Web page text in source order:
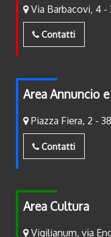
Via Barbacovi, 4 -
Contatti
Area Annuncio
Piazza Fiera, 2 -
Contatti
Area Cultura
Vigilianum, via